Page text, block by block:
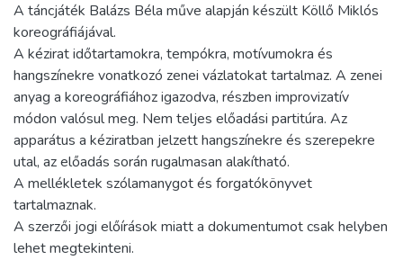
A táncjáték Balázs Béla műve alapján készült Köllő Miklós
koreográfiájával.
A kézirat időtartamokra, tempókra, motívumokra és
hangszínekre vonatkozó zenei vázlatokat tartalmaz. A zenei
anyag a koreográfiához igazodva, részben improvizatív
módon valósul meg. Nem teljes előadási partitúra. Az
apparátus a kéziratban jelzett hangszínekre és szerepekre
utal, az előadás során rugalmasan alakítható.
A mellékletek szólamanygot és forgatókönyvet
tartalmaznak.
A szerzői jogi előírások miatt a dokumentumot csak helyben
lehet megtekinteni.